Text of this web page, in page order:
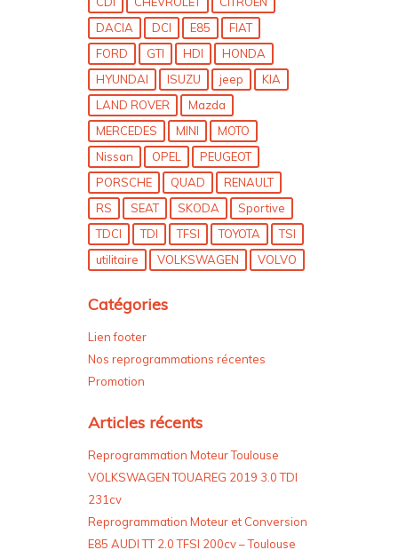
DACIA
DCI E85
FIAT
FORD
GTI HDI
HONDA
HYUNDAI
ISUZU jeep
KIA
LAND ROVER
Mazda
MERCEDES
MINI
MOTO
Nissan
OPEL
PEUGEOT
PORSCHE
QUAD
RENAULT
RS
SEAT SKODA
Sportive
TDCI
TDI TFSI TOYOTA
TSI
utilitaire
VOLKSWAGEN VOLVO
Catégories
Lien footer
Nos reprogrammations récentes
Promotion
Articles récents
Reprogrammation Moteur Toulouse
VOLKSWAGEN TOUAREG 2019 3.0 TDI
231cv
Reprogrammation Moteur et Conversion
E85 AUDI TT 2.0 TFSI 200cv – Toulouse